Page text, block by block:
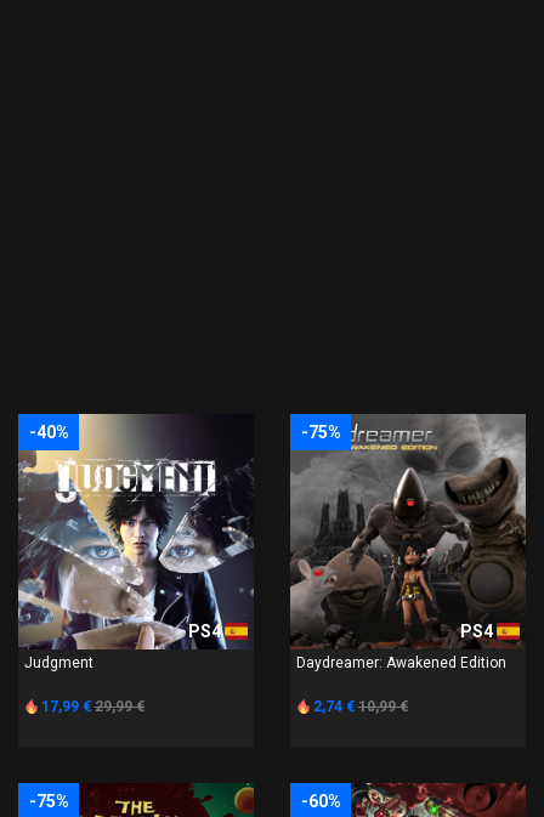
-40%
PS4
Judgment
17,99 € 29,99 €
-75%
PS4
Daydreamer: Awakened Edition
2,74 € 10,99 €
-75% -60%